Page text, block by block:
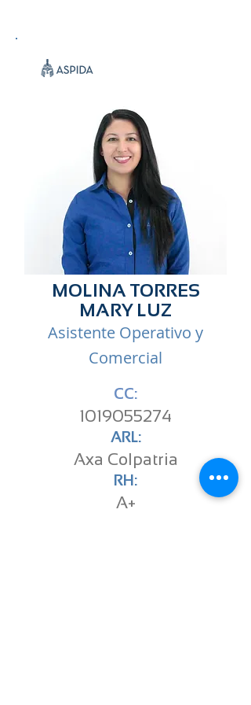
MOLINA TORRES
MARY LUZ
Asistente Operativo y
Comercial
CC:
1019055274
ARL:
Axa Colpatria
RH:
A+